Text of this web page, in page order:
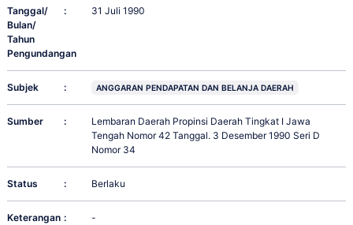
Tanggal/
Bulan/
Tahun
Pengundangan
: 31 Juli 1990
Subjek : ANGGARAN PENDAPATAN DAN BELANJA DAERAH
Sumber :
Lembaran Daerah Propinsi Daerah Tingkat I Jawa
Tengah Nomor 42 Tanggal. 3 Desember 1990 Seri D
Nomor 34
Status : Berlaku
Keterangan : -